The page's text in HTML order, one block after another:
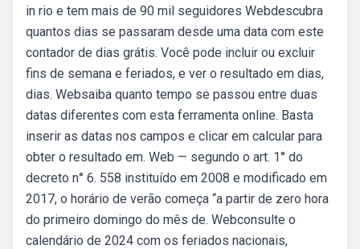
in rio e tem mais de 90 mil seguidores Webdescubra
quantos dias se passaram desde uma data com este
contador de dias grátis. Você pode incluir ou excluir
fins de semana e feriados, e ver o resultado em dias,
dias. Websaiba quanto tempo se passou entre duas
datas diferentes com esta ferramenta online. Basta
inserir as datas nos campos e clicar em calcular para
obter o resultado em. Web — segundo o art. 1° do
decreto n° 6. 558 instituído em 2008 e modificado em
2017, o horário de verão começa “a partir de zero hora
do primeiro domingo do mês de. Webconsulte o
calendário de 2024 com os feriados nacionais,